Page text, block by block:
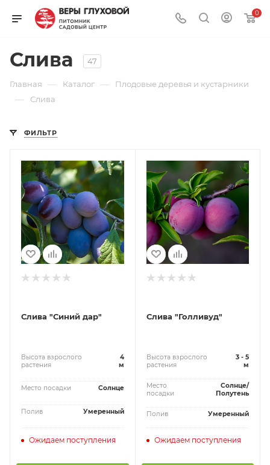
0
Слива 47
Главная — Каталог — Плодовые деревья и кустарники
— Слива
ФИЛЬТР
Слива "Синий дар"
Высота взрослого
растения
4
м
Место посадки Солнце
Полив Умеренный
Ожидаем поступления
Слива "Голливуд"
Высота взрослого
растения
3 - 5
м
Место
посадки
Солнце/
Полутень
Полив Умеренный
Ожидаем поступления